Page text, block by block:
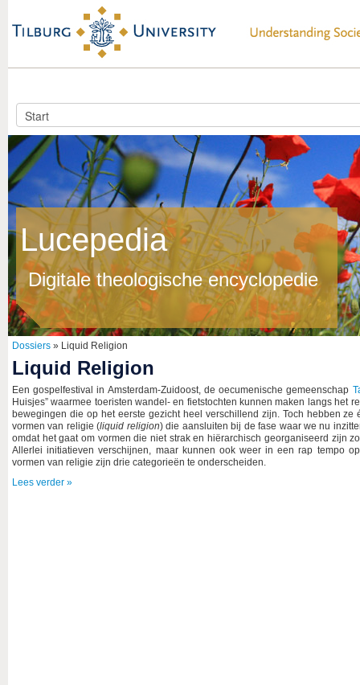
Lucepedia
Digitale theologische encyclopedie
Dossiers » Liquid Religion
Liquid Religion
Een gospelfestival in Amsterdam-Zuidoost, de oecumenische gemeenschap
Huisjes” waarmee toeristen wandel- en fietstochten kunnen maken langs het
bewegingen die op het eerste gezicht heel verschillend zijn. Toch hebben
vormen van religie (liquid religion) die aansluiten bij de fase waar we nu
omdat het gaat om vormen die niet strak en hiërarchisch georganiseerd zijn
Allerlei initiatieven verschijnen, maar kunnen ook weer in een rap tempo
vormen van religie zijn drie categorieën te onderscheiden.
Lees verder »